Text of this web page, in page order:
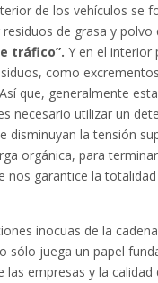
de los vehículos se
de grasa y
tráfico”. Y en el
como
que, generalmente
necesario utilizar un
disminuyan la tensión
orgánica, para
nos garantice la
inocuas de la
sólo juega un papel
las empresas y la